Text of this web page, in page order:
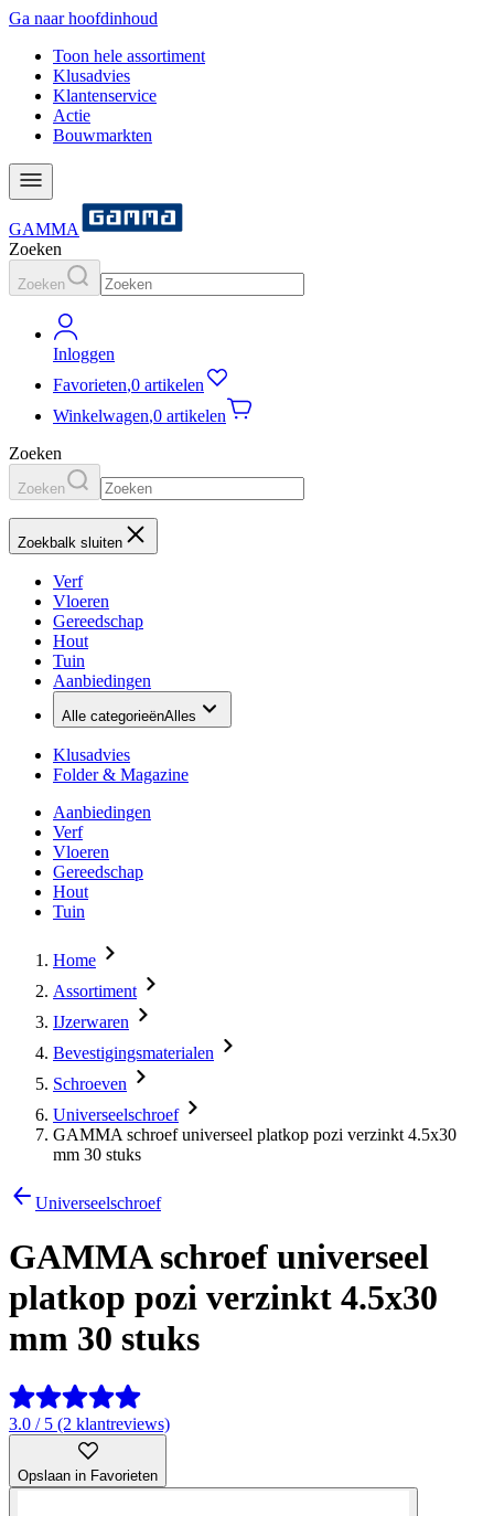
Ga naar hoofdinhoud
Toon hele assortiment
Klusadvies
Klantenservice
Actie
Bouwmarkten
GAMMA
Zoeken
Zoeken
Inloggen
Favorieten,0 artikelen
Winkelwagen,0 artikelen
Zoeken
Zoeken
Zoekbalk sluiten
Verf
Vloeren
Gereedschap
Hout
Tuin
Aanbiedingen
Alle categorieënAlles
Klusadvies
Folder & Magazine
Aanbiedingen
Verf
Vloeren
Gereedschap
Hout
Tuin
Home
Assortiment
IJzerwaren
Bevestigingsmaterialen
Schroeven
Universeelschroef
GAMMA schroef universeel platkop pozi verzinkt 4.5x30
mm 30 stuks
Universeelschroef
GAMMA schroef universeel
platkop pozi verzinkt 4.5x30
mm 30 stuks
3.0 / 5 (2 klantreviews)
Opslaan in Favorieten